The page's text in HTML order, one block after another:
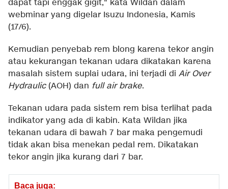
dapat tapi enggak gigit," kata Wildan dalam
webminar yang digelar Isuzu Indonesia, Kamis
(17/6).
Kemudian penyebab rem blong karena tekor angin
atau kekurangan tekanan udara dikatakan karena
masalah sistem suplai udara, ini terjadi di Air Over
Hydraulic(AOH) dan full air brake.
Tekanan udara pada sistem rem bisa terlihat pada
indikator yang ada di kabin. Kata Wildan jika
tekanan udara di bawah 7 bar maka pengemudi
tidak akan bisa menekan pedal rem. Dikatakan
tekor angin jika kurang dari 7 bar.
Baca juga: